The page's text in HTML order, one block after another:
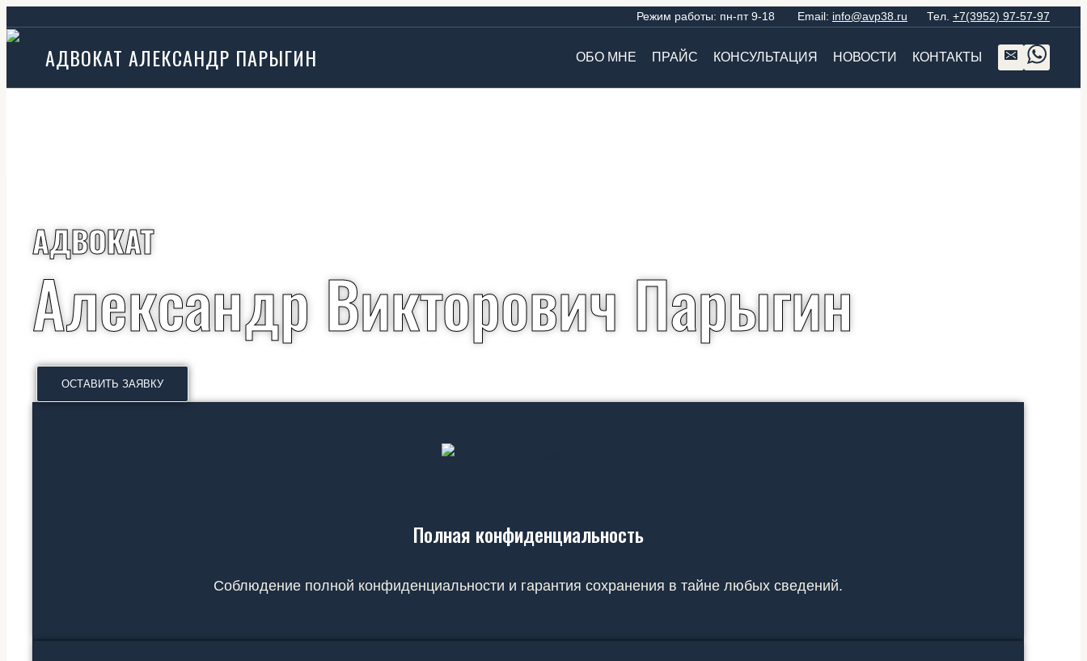
к
содержимому
Режим работы: пн-пт 9-18 Email: info@avp38.ru Тел. +7(3952) 97-57-97
АДВОКАТ АЛЕКСАНДР ПАРЫГИН ОБО МНЕ ПРАЙС КОНСУЛЬТАЦИЯ НОВОСТИ КОНТАКТЫ
АДВОКАТ
Александр Викторович Парыгин
ОСТАВИТЬ ЗАЯВКУ
Полная конфиденциальность
Соблюдение полной конфиденциальности и гарантия сохранения в тайне любых сведений.